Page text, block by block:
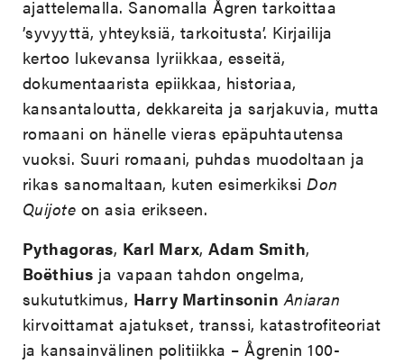
ajattelemalla. Sanomalla Ågren tarkoittaa
’syvyyttä, yhteyksiä, tarkoitusta’. Kirjailija
kertoo lukevansa lyriikkaa, esseitä,
dokumentaarista epiikkaa, historiaa,
kansantaloutta, dekkareita ja sarjakuvia, mutta
romaani on hänelle vieras epäpuhtautensa
vuoksi. Suuri romaani, puhdas muodoltaan ja
rikas sanomaltaan, kuten esimerkiksiDon
Quijote on asia erikseen.
Pythagoras, Karl Marx,Adam Smith,
Boëthius ja vapaan tahdon ongelma,
sukututkimus, Harry Martinsonin Aniaran
kirvoittamat ajatukset, transsi, katastrofiteoriat
ja kansainvälinen politiikka – Ågrenin 100-